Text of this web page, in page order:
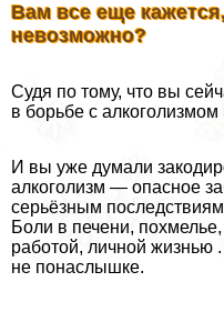
Вам все еще
невозможно?
Судя по тому, что вы
в борьбе с
И вы уже думали
алкоголизм — опасное
серьёзным
Боли в печени,
работой, личной жизнью
не понаслышке.